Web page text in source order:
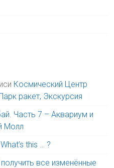
Космический Центр
ракет, Экскурсия
Часть 7 – Аквариум и
Молл
What’s this … ?
все изменённые